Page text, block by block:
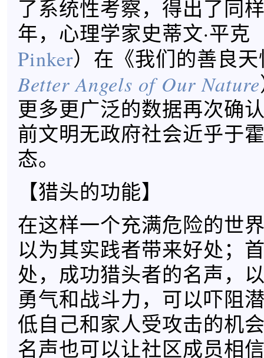
了系统性考察，得出了同
年，心理学家史蒂文·平克
Pinker）在《我们的善良
Better Angels of Our Nature
更多更广泛的数据再次确
前文明无政府社会近乎于
态。
【猎头的功能】
在这样一个充满危险的世
以为其实践者带来好处；
处，成功猎头者的名声，
勇气和战斗力，可以吓阻
低自己和家人受攻击的机
名声也可以让社区成员相